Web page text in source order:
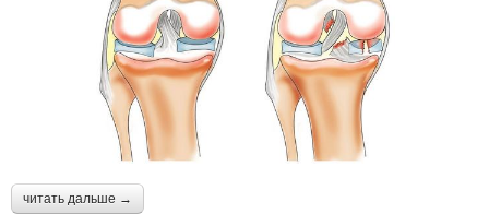
читать дальше →